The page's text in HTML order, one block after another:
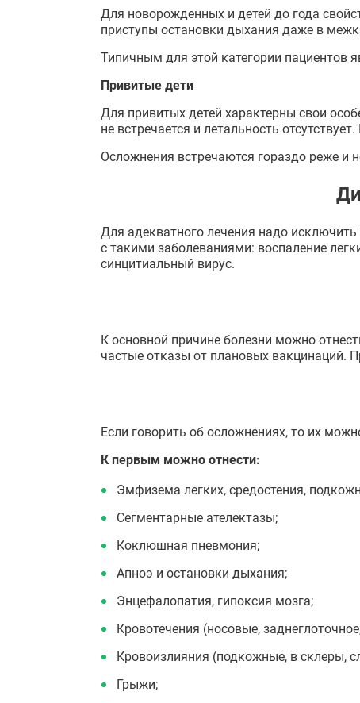
Для новорожденных и детей до года
приступы остановки дыхания даже в
Типичным для этой категории пациентов
Привитые дети
Для привитых детей характерны свои
не встречается и летальность
Осложнения встречаются гораздо реже и
Для адекватного лечения надо
с такими заболеваниями: воспаление
синцитиальный вирус.
К основной причине болезни можно
частые отказы от плановых вакцинаций.
Если говорить об осложнениях, то их
К первым можно отнести:
Эмфизема легких, средостения,
Сегментарные ателектазы;
Коклюшная пневмония;
Апноэ и остановки дыхания;
Энцефалопатия, гипоксия мозга;
Кровотечения (носовые,
Кровоизлияния (подкожные, в склеры,
Грыжи;